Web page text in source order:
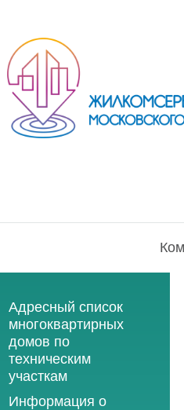
Адресный список
многоквартирных
домов по
техническим
участкам
Информация о